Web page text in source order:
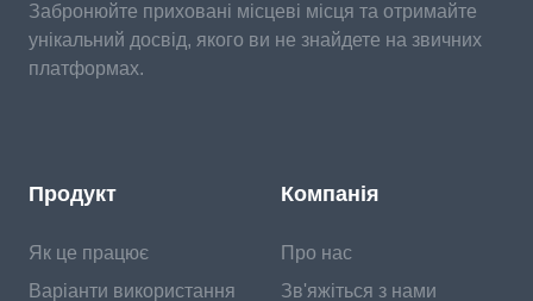
Забронюйте приховані місцеві місця та отримайте
унікальний досвід, якого ви не знайдете на звичних
платформах.
Продукт
Як це працює
Варіанти використання
Компанія
Про нас
Зв'яжіться з нами